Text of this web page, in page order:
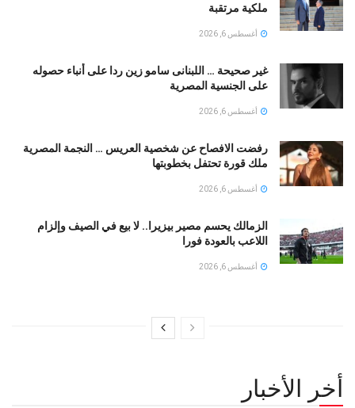
ملكية مرتقبة
أغسطس 6, 2026
غير صحيحة … اللبنانى سامو زين ردا على أنباء حصوله
على الجنسية المصرية
أغسطس 6, 2026
رفضت الافصاح عن شخصية العريس … النجمة المصرية
ملك قورة تحتفل بخطوبتها
أغسطس 6, 2026
الزمالك يحسم مصير بيزيرا.. لا بيع في الصيف وإلزام
اللاعب بالعودة فورا
أغسطس 6, 2026
أخر الأخبار